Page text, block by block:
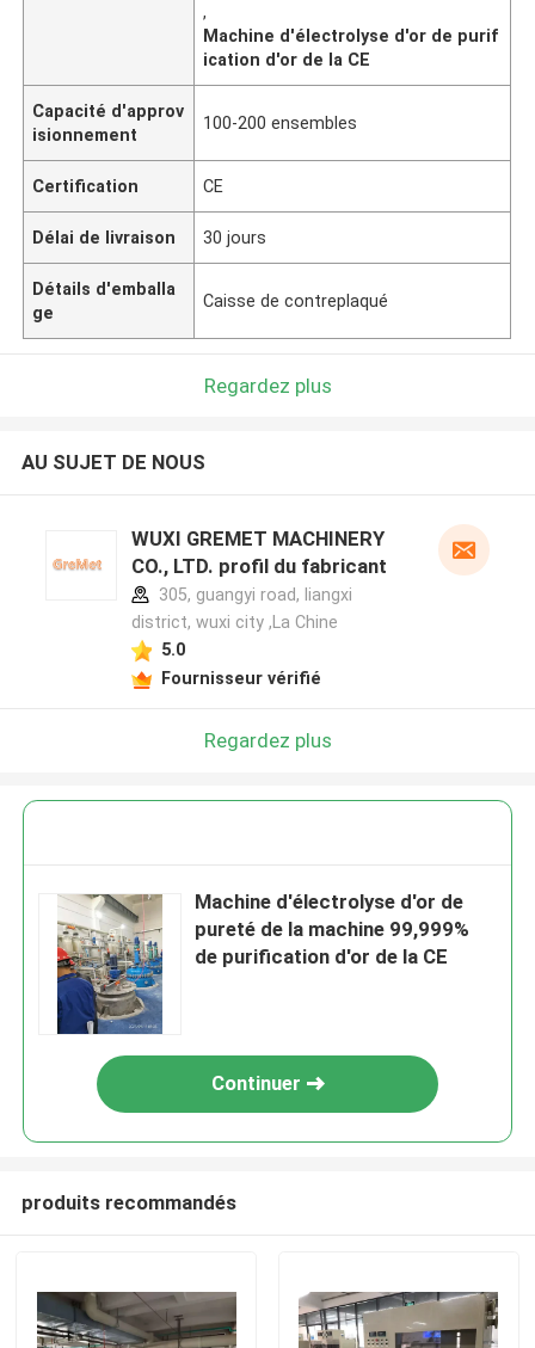
,
Machine d'électrolyse d'or de purif
ication d'or de la CE
Capacité d'approv
isionnement
100-200 ensembles
Certification CE
Délai de livraison 30 jours
Détails d'emballa
ge
Caisse de contreplaqué
Regardez plus
AU SUJET DE NOUS
WUXI GREMET MACHINERY
CO., LTD. profil du fabricant
305, guangyi road, liangxi
district, wuxi city ,La Chine
5.0
Fournisseur vérifié
Regardez plus
Machine d'électrolyse d'or de
pureté de la machine 99,999%
de purification d'or de la CE
Continuer
produits recommandés